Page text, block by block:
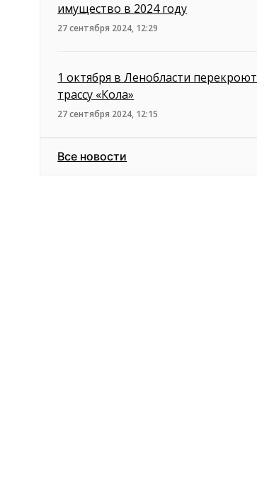
имущество в 2024 году
27 сентября 2024, 12:29
1 октября в Ленобласти перекроют
трассу «Кола»
27 сентября 2024, 12:15
Все новости